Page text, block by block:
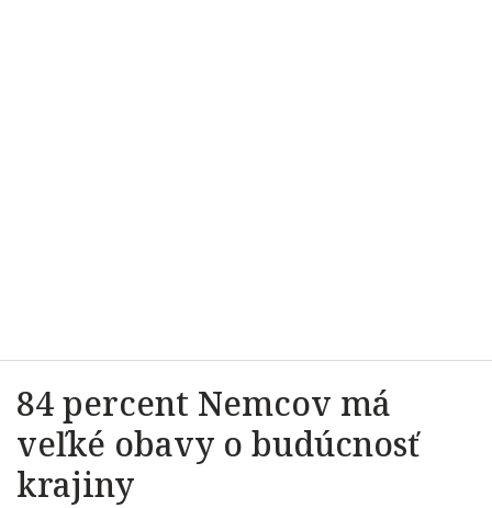
84 percent Nemcov má
veľké obavy o budúcnosť
krajiny